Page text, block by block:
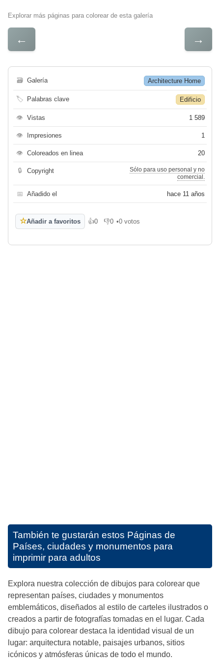
Explorar más páginas para colorear de esta galería
← →
🗃 Galería Architecture Home
🏷 Palabras clave Edificio
👁 Vistas 1 589
👁 Impresiones 1
👁 Coloreados en linea 20
🔒 Copyright
Sólo para uso personal y no
comercial.
📅 Añadido el hace 11 años
☆Añadir a favoritos 👍0
Me gusta
👎0
No me gusta
•0 votos
También te gustarán estos Páginas de
Países, ciudades y monumentos para
imprimir para adultos
Explora nuestra colección de dibujos para colorear que
representan países, ciudades y monumentos
emblemáticos, diseñados al estilo de carteles ilustrados o
creados a partir de fotografías tomadas en el lugar. Cada
dibujo para colorear destaca la identidad visual de un
lugar: arquitectura notable, paisajes urbanos, sitios
icónicos y atmósferas únicas de todo el mundo.